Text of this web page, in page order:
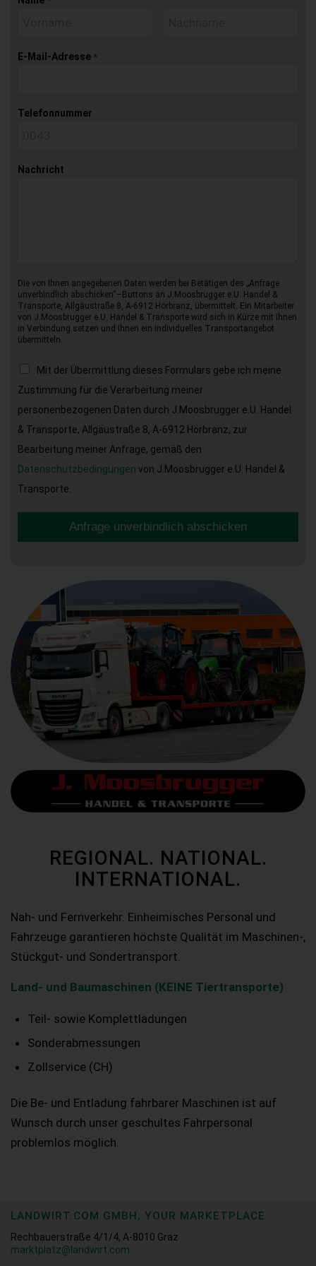
E-Mail-Adresse *
Telefonnummer
Nachricht
Die von Ihnen angegebenen Daten werden bei Betätigen des „Anfrage
unverbindlich abschicken“–Buttons an J.Moosbrugger e.U. Handel &
Transporte, Allgäustraße 8, A-6912 Hörbranz, übermittelt. Ein Mitarbeiter
von J.Moosbrugger e.U. Handel & Transporte wird sich in Kürze mit Ihnen
in Verbindung setzen und Ihnen ein individuelles Transportangebot
übermitteln.
Mit der Übermittlung dieses Formulars gebe ich meine
Zustimmung für die Verarbeitung meiner
personenbezogenen Daten durch J.Moosbrugger e.U. Handel
& Transporte, Allgäustraße 8, A-6912 Hörbranz, zur
Bearbeitung meiner Anfrage, gemäß den
Datenschutzbedingungen von J.Moosbrugger e.U. Handel &
Transporte.
Anfrage unverbindlich abschicken
REGIONAL. NATIONAL.
INTERNATIONAL.
Nah- und Fernverkehr. Einheimisches Personal und
Fahrzeuge garantieren höchste Qualität im Maschinen-,
Stückgut- und Sondertransport.
Land- und Baumaschinen (KEINE Tiertransporte)
Teil- sowie Komplettladungen
Sonderabmessungen
Zollservice (CH)
Die Be- und Entladung fahrbarer Maschinen ist auf
Wunsch durch unser geschultes Fahrpersonal
problemlos möglich.
LANDWIRT.COM GMBH, YOUR MARKETPLACE
Rechbauerstraße 4/1/4, A-8010 Graz
marktplatz@landwirt.com